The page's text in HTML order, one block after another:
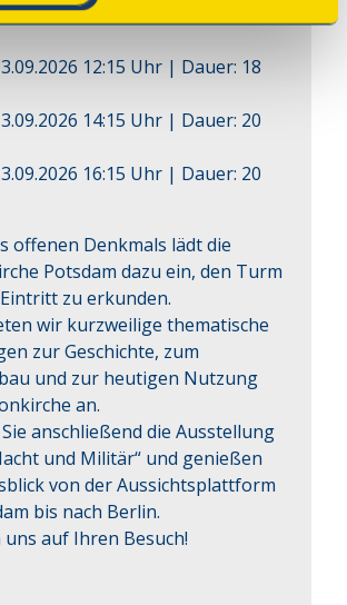
10:15 Uhr
12:15 Uhr | Dauer: 18
14:15 Uhr | Dauer: 20
16:15 Uhr | Dauer: 20
offenen Denkmals lädt die
Potsdam dazu ein, den Turm
zu erkunden.
wir kurzweilige thematische
zur Geschichte, zum
und zur heutigen Nutzung
an.
anschließend die Ausstellung
und Militär“ und genießen
von der Aussichtsplattform
bis nach Berlin.
auf Ihren Besuch!